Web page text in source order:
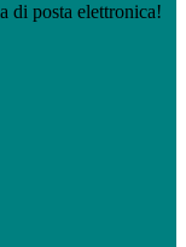
di posta elettronica!